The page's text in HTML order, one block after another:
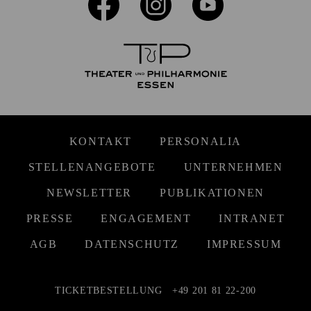
KONTAKT PERSONALIA
STELLENANGEBOTE UNTERNEHMEN
NEWSLETTER PUBLIKATIONEN
PRESSE ENGAGEMENT INTRANET
AGB DATENSCHUTZ IMPRESSUM
TICKETBESTELLUNG +49 201 81 22-200